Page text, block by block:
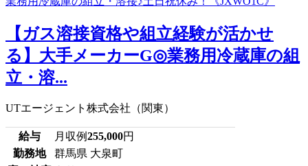
【ガス溶接資格や組立経験が活かせ
る】大手メーカーG◎業務用冷蔵庫の組
立・溶...
UTエージェント株式会社（関東）
給与 月収例255,000円
勤務地
群馬県 大泉町